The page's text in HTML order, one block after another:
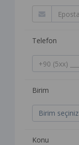
Telefon
Birim
Birim seçiniz
Konu